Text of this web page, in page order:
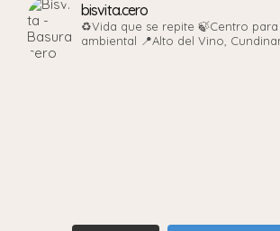
bisvita.cero
♻️Vida que se repite 🍃Centro
ambiental 📍Alto del Vino,